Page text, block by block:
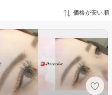
価格が安い順